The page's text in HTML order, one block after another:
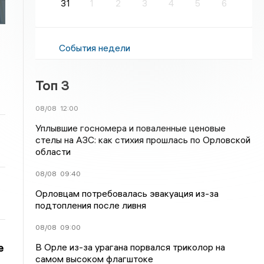
31 1 2 3 4 5 6
События недели
Топ 3
08/08 12:00
Уплывшие госномера и поваленные ценовые
стелы на АЗС: как стихия прошлась по Орловской
области
08/08 09:40
Орловцам потребовалась эвакуация из-за
подтопления после ливня
08/08 09:00
В Орле из-за урагана порвался триколор на
самом высоком флагштоке